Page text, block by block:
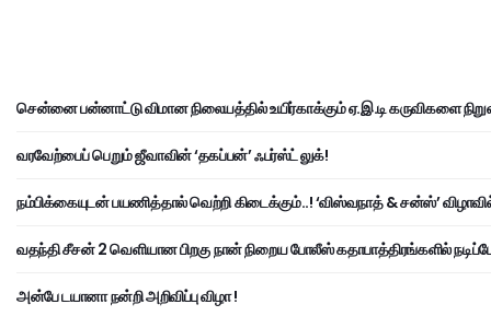
சென்னை பன்னாட்டு விமான நிலையத்தில் உயிர்காக்கும் ஏ.இ.டி கருவிகளை
வரவேற்பைப் பெறும் ஜீவாவின் ‘தகப்பன்’ ஃபர்ஸ்ட் லுக்!
நம்பிக்கையுடன் பயணித்தால் வெற்றி கிடைக்கும்..! ‘விஸ்வநாத் & சன்ஸ்’
வதந்தி சீசன் 2 வெளியான பிறகு நான் நிறைய போலீஸ் கதாபாத்திரங்களில்
அன்பே டயானா நன்றி அறிவிப்பு விழா !